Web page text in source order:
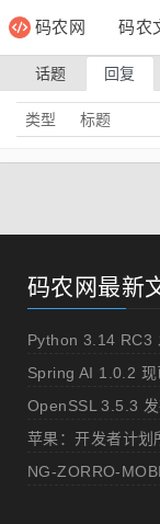
码农网 码农
话题 回复
类型 标题
码农网最新
Python 3.14 RC3
Spring AI 1.0.2 现
OpenSSL 3.5.3 发
苹果：开发者计划